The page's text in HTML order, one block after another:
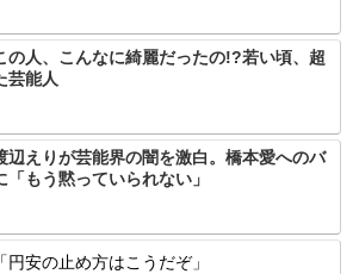
の人、こんなに綺麗だったの!?若い頃、超
芸能人
辺えりが芸能界の闇を激白。橋本愛へのバ
「もう黙っていられない」
円安の止め方はこうだぞ」